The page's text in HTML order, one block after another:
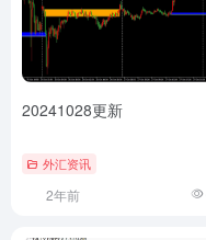
20241028更新
外汇资讯
2年前